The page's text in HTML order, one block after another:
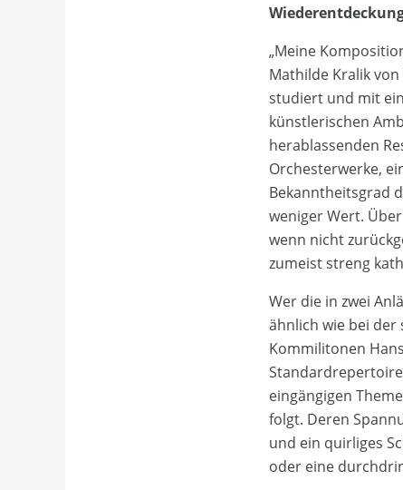
„Meine
Mathilde Kralik
studiert und mit
künstlerischen
herablassenden
Orchesterwerke,
Bekanntheitsgrad
weniger Wert.
wenn nicht
zumeist streng
Wer die in zwei
ähnlich wie bei
Kommilitonen
eingängigen
folgt. Deren
und ein quirliges
oder eine